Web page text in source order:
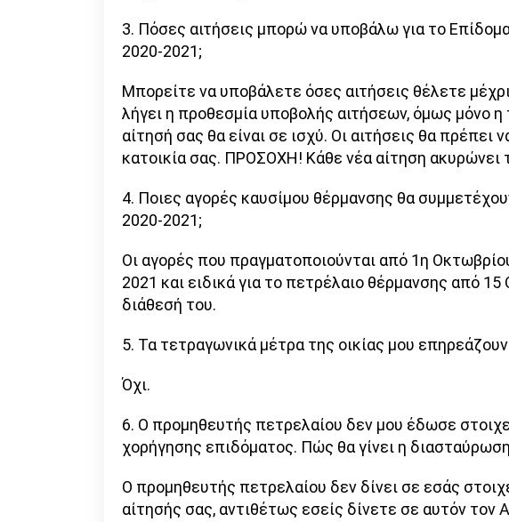
3. Πόσες αιτήσεις μπορώ να υποβάλω για το
2020-2021;
Μπορείτε να υποβάλετε όσες αιτήσεις θέλετε
λήγει η προθεσμία υποβολής αιτήσεων, όμως μόνο
αίτησή σας θα είναι σε ισχύ. Οι αιτήσεις θα πρέπει
κατοικία σας. ΠΡΟΣΟΧΗ! Κάθε νέα αίτηση ακυρώνει
4. Ποιες αγορές καυσίμου θέρμανσης θα
2020-2021;
Οι αγορές που πραγματοποιούνται από 1η
2021 και ειδικά για το πετρέλαιο θέρμανσης από
διάθεσή του.
5. Τα τετραγωνικά μέτρα της οικίας μου
Όχι.
6. O προμηθευτής πετρελαίου δεν μου έδωσε
χορήγησης επιδόματος. Πώς θα γίνει η
Ο προμηθευτής πετρελαίου δεν δίνει σε εσάς
αίτησής σας, αντιθέτως εσείς δίνετε σε αυτόν τον